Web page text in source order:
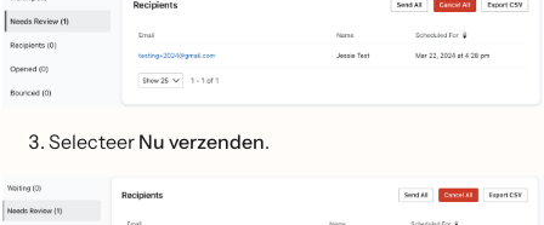
Selecteer Nu verzenden.